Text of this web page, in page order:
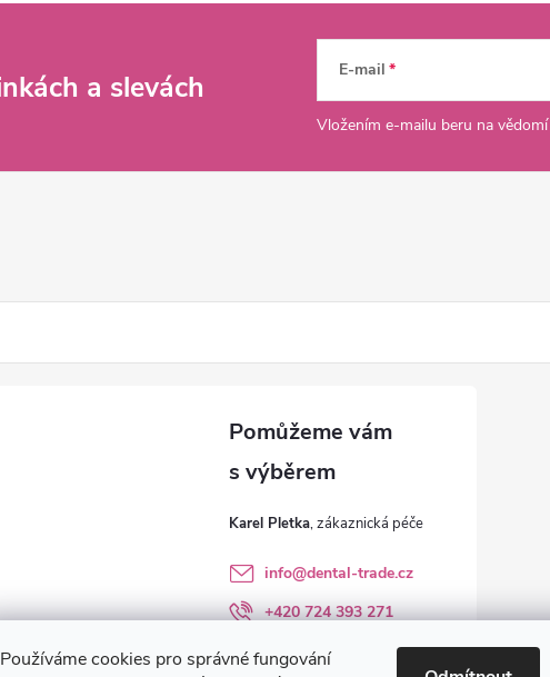
Používáme cookies pro správné fungování
a slevách E-mail
Vložením e-mailu beru na vědomí
Karel Pletka
info@dental-trade.cz
+420 724 393 271
Sledujte nás na FB